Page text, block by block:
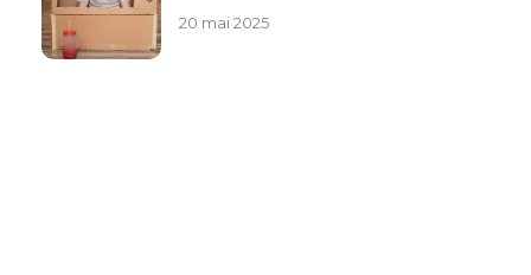
20 mai 2025